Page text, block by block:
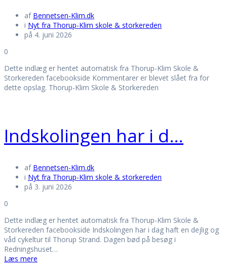
af Bennetsen-Klim.dk
i Nyt fra Thorup-Klim skole & storkereden
på 4. juni 2026
0
Dette indlæg er hentet automatisk fra Thorup-Klim Skole &
Storkereden facebookside Kommentarer er blevet slået fra for
dette opslag. Thorup-Klim Skole & Storkereden
Indskolingen har i d…
af Bennetsen-Klim.dk
i Nyt fra Thorup-Klim skole & storkereden
på 3. juni 2026
0
Dette indlæg er hentet automatisk fra Thorup-Klim Skole &
Storkereden facebookside Indskolingen har i dag haft en dejlig og
våd cykeltur til Thorup Strand. Dagen bød på besøg i
Redningshuset…
Læs mere